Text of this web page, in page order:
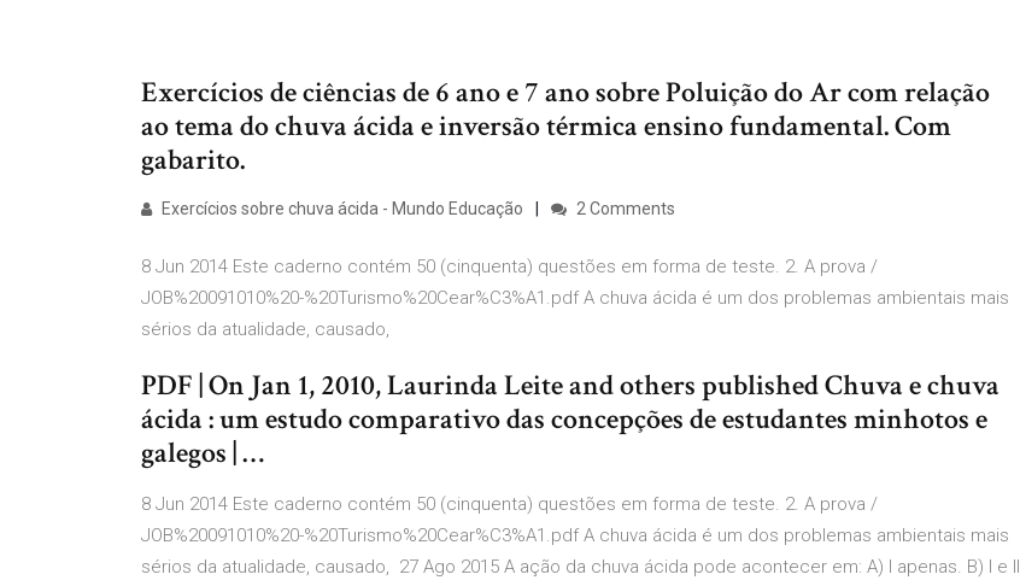
Exercícios de ciências de 6 ano e 7 ano sobre Poluição do Ar com relação
ao tema do chuva ácida e inversão térmica ensino fundamental. Com
gabarito.
Exercícios sobre chuva ácida - Mundo Educação 2 Comments
8 Jun 2014 Este caderno contém 50 (cinquenta) questões em forma de teste. 2. A prova /
JOB%20091010%20-%20Turismo%20Cear%C3%A1.pdf A chuva ácida é um dos problemas ambientais mais
sérios da atualidade, causado,
PDF | On Jan 1, 2010, Laurinda Leite and others published Chuva e chuva
ácida : um estudo comparativo das concepções de estudantes minhotos e
galegos | …
8 Jun 2014 Este caderno contém 50 (cinquenta) questões em forma de teste. 2. A prova /
JOB%20091010%20-%20Turismo%20Cear%C3%A1.pdf A chuva ácida é um dos problemas ambientais mais
sérios da atualidade, causado, 27 Ago 2015 A ação da chuva ácida pode acontecer em: A) I apenas. B) I e II